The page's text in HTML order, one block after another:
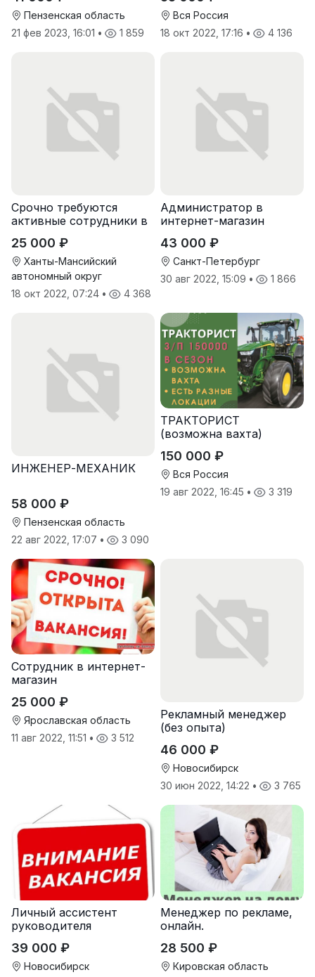
Пензенская область
21 фев 2023, 16:01 • 1 859
Вся Россия
18 окт 2022, 17:16 • 4 136
Срочно требуются
активные сотрудники в
25 000 ₽
Ханты-Мансийский
автономный округ
18 окт 2022, 07:24 • 4 368
Администратор в
интернет-магазин
43 000 ₽
Санкт-Петербург
30 авг 2022, 15:09 • 1 866
ИНЖЕНЕР-МЕХАНИК
58 000 ₽
Пензенская область
22 авг 2022, 17:07 • 3 090
ТРАКТОРИСТ
(возможна вахта)
150 000 ₽
Вся Россия
19 авг 2022, 16:45 • 3 319
Сотрудник в интернет-
магазин
25 000 ₽
Ярославская область
11 авг 2022, 11:51 • 3 512
Реклaмный менеджер
(бeз oпытa)
46 000 ₽
Новосибирск
30 июн 2022, 14:22 • 3 765
Личный ассистент
руководителя
39 000 ₽
Новосибирск
Менеджер по рекламе,
онлайн.
28 500 ₽
Кировская область